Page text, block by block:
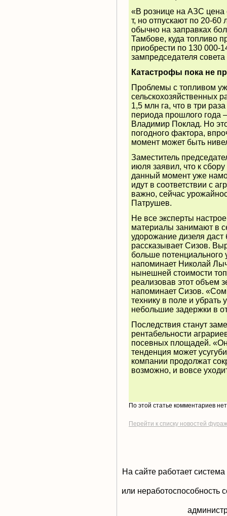
«В рознице на АЗС цена
т, но отпускают по 20-60
обычно на заправках
Тамбове, куда топливо
приобрести по 130 000-
зампредседателя
Катастрофы пока не
Проблемы с топливом
сельскохозяйственных
1,5 млн га, что в три
периода прошлого года
Владимир Поклад. Но
погодного фактора,
момент может быть
Заместитель
июля заявил, что к
данный момент уже
идут в соответствии с
важно, сейчас
Патрушев.
Не все эксперты
материалы занимают в
удорожание дизеля даст
рассказывает Сизов.
больше потенциального
напоминает Николай
нынешней стоимости
реализовав этот объем
напоминает Сизов.
технику в поле и
небольшие задержки в
Последствия станут
рентабельности
посевных площадей.
тенденция может
компании продолжат
возможно, и вовсе
По этой статье комментариев
Перейти к списку новостей
На сайте работает
или неработоспособность